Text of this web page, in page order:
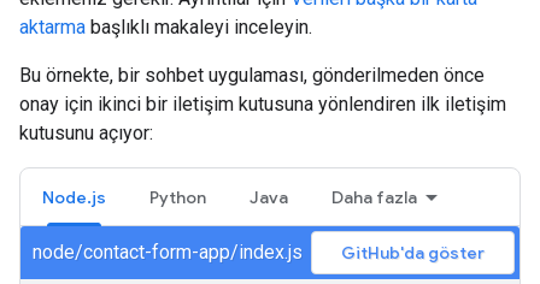
aktarma başlıklı makaleyi inceleyin.
Bu örnekte, bir sohbet uygulaması, gönderilmeden önce
onay için ikinci bir iletişim kutusuna yönlendiren ilk iletişim
kutusunu açıyor:
Node.js Python Java Daha fazla
node/contact-form-app/index.js GitHub'da göster